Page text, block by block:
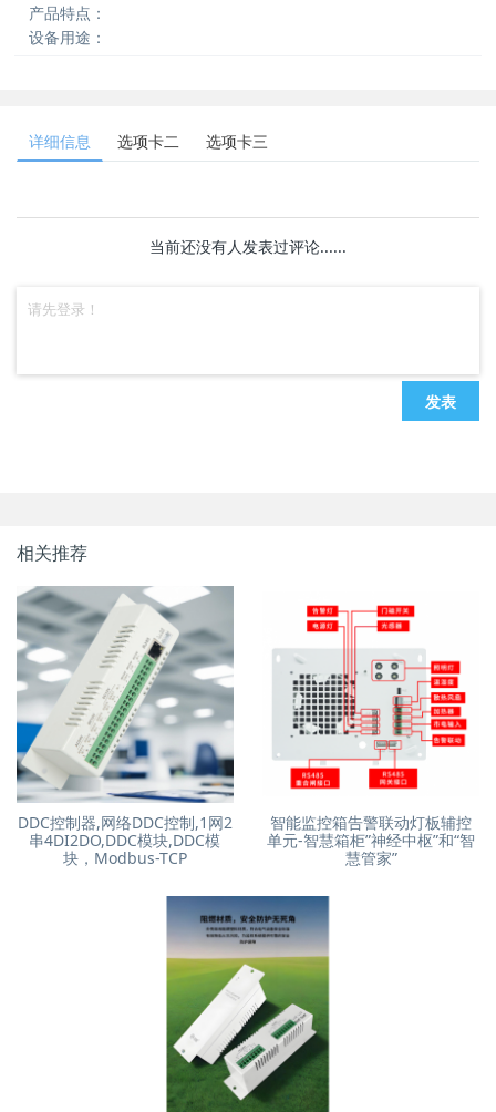
产品特点：
设备用途：
详细信息 选项卡二 选项卡三
当前还没有人发表过评论......
发表
相关推荐
DDC控制器,网络DDC控制,1网2
串4DI2DO,DDC模块,DDC模
块，Modbus-TCP
智能监控箱告警联动灯板辅控
单元-智慧箱柜”神经中枢”和“智
慧管家”